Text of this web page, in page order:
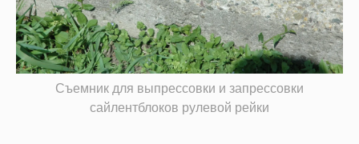
Съемник для выпрессовки и запрессовки
сайлентблоков рулевой рейки